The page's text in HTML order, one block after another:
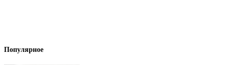
Популярное